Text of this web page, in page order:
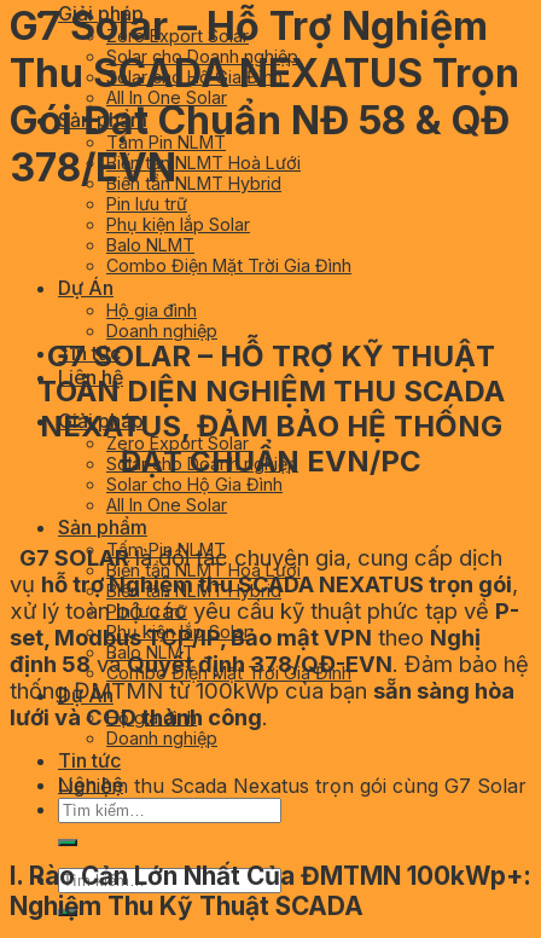
Giải pháp
Zero Export Solar
Solar cho Doanh nghiệp
Solar cho Hộ Gia Đình
All In One Solar
Sản phẩm
Tấm Pin NLMT
Biến tần NLMT Hoà Lưới
Biến tần NLMT Hybrid
Pin lưu trữ
Phụ kiện lắp Solar
Balo NLMT
Combo Điện Mặt Trời Gia Đình
Dự Án
Hộ gia đình
Doanh nghiệp
Tin tức
Liên hệ
Giải pháp
Zero Export Solar
Solar cho Doanh nghiệp
Solar cho Hộ Gia Đình
All In One Solar
Sản phẩm
Tấm Pin NLMT
Biến tần NLMT Hoà Lưới
Biến tần NLMT Hybrid
Pin lưu trữ
Phụ kiện lắp Solar
Balo NLMT
Combo Điện Mặt Trời Gia Đình
Dự Án
Hộ gia đình
Doanh nghiệp
Tin tức
Liên hệ
Tìm
Tìm
kiếm:
G7 Solar – Hỗ Trợ Nghiệm
Thu SCADA NEXATUS Trọn
Gói Đạt Chuẩn NĐ 58 & QĐ
378/EVN
G7 SOLAR – HỖ TRỢ KỸ THUẬT
TOÀN DIỆN NGHIỆM THU SCADA
NEXATUS, ĐẢM BẢO HỆ THỐNG
ĐẠT CHUẨN EVN/PC
G7 SOLARlà đối tác chuyên gia, cung cấp dịch
vụ hỗ trợ Nghiệm thu SCADA NEXATUS trọn gói,
xử lý toàn bộ các yêu cầu kỹ thuật phức tạp về P-
set, Modbus TCP/IP, Bảo mật VPN theo Nghị
định 58vàQuyết định 378/QĐ-EVN. Đảm bảo hệ
thống ĐMTMN từ 100kWp của bạn sẵn sàng hòa
lưới và COD thành công.
Nghiệm thu Scada Nexatus trọn gói cùng G7 Solar
I. Rào Cản Lớn Nhất Của ĐMTMN 100kWp+:
Nghiệm Thu Kỹ Thuật SCADA